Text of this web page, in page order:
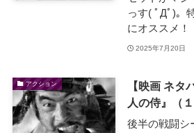
っす( ﾟДﾟ)。
にオススメ！
2025年7月20日
アクション
【映画 ネタ
人の侍』（１
後半の戦闘シ